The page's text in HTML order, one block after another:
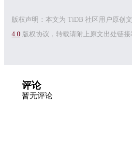
版权声明：本文为 TiDB 社区用户原创
4.0 版权协议，转载请附上原文出处链接
评论
暂无评论